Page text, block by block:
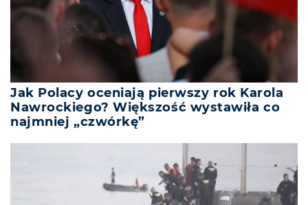
Jak Polacy oceniają pierwszy rok Karola
Nawrockiego? Większość wystawiła co
najmniej „czwórkę”